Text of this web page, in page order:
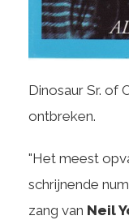
Dinosaur Sr. of
ontbreken.
"Het meest
schrijnende
zang van Neil